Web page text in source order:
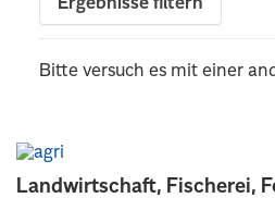
Landwirtschaft, Fischerei,
Ergebnisse filtern
Bitte versuch es mit einer